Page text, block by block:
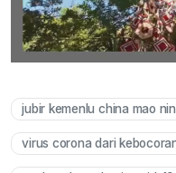
jubir kemenlu china mao
virus corona dari